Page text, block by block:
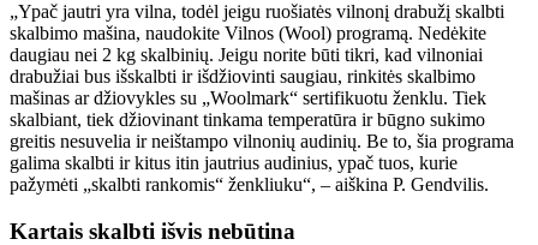
„Ypač jautri yra vilna, todėl jeigu ruošiatės vilnonį drabužį skalbti
skalbimo mašina, naudokite Vilnos (Wool) programą. Nedėkite
daugiau nei 2 kg skalbinių. Jeigu norite būti tikri, kad vilnoniai
drabužiai bus išskalbti ir išdžiovinti saugiau, rinkitės skalbimo
mašinas ar džiovykles su „Woolmark“ sertifikuotu ženklu. Tiek
skalbiant, tiek džiovinant tinkama temperatūra ir būgno sukimo
greitis nesuvelia ir neištampo vilnonių audinių. Be to, šia programa
galima skalbti ir kitus itin jautrius audinius, ypač tuos, kurie
pažymėti „skalbti rankomis“ ženkliuku“, – aiškina P. Gendvilis.
Kartais skalbti išvis nebūtina